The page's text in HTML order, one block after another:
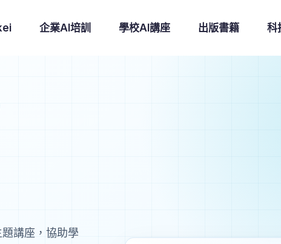
企業AI培訓 學校AI講座 出版書籍 科
講座，協助學